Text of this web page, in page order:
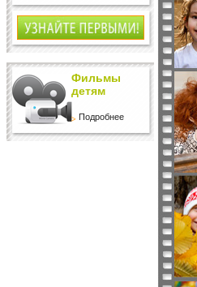
Фильмы
детям
Подробнее